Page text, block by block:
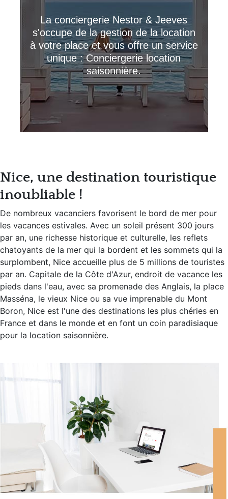
La conciergerie Nestor & Jeeves
s'occupe de la gestion de la location
à votre place et vous offre un service
unique : Conciergerie location
saisonnière.
Nice, une destination touristique
inoubliable !
De nombreux vacanciers favorisent le bord de mer pour
les vacances estivales. Avec un soleil présent 300 jours
par an, une richesse historique et culturelle, les reflets
chatoyants de la mer qui la bordent et les sommets qui la
surplombent, Nice accueille plus de 5 millions de touristes
par an. Capitale de la Côte d'Azur, endroit de vacance les
pieds dans l'eau, avec sa promenade des Anglais, la place
Masséna, le vieux Nice ou sa vue imprenable du Mont
Boron, Nice est l'une des destinations les plus chéries en
France et dans le monde et en font un coin paradisiaque
pour la location saisonnière.